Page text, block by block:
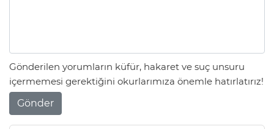
Gönderilen yorumların küfür, hakaret ve suç unsuru
içermemesi gerektiğini okurlarımıza önemle hatırlatırız!
Gönder